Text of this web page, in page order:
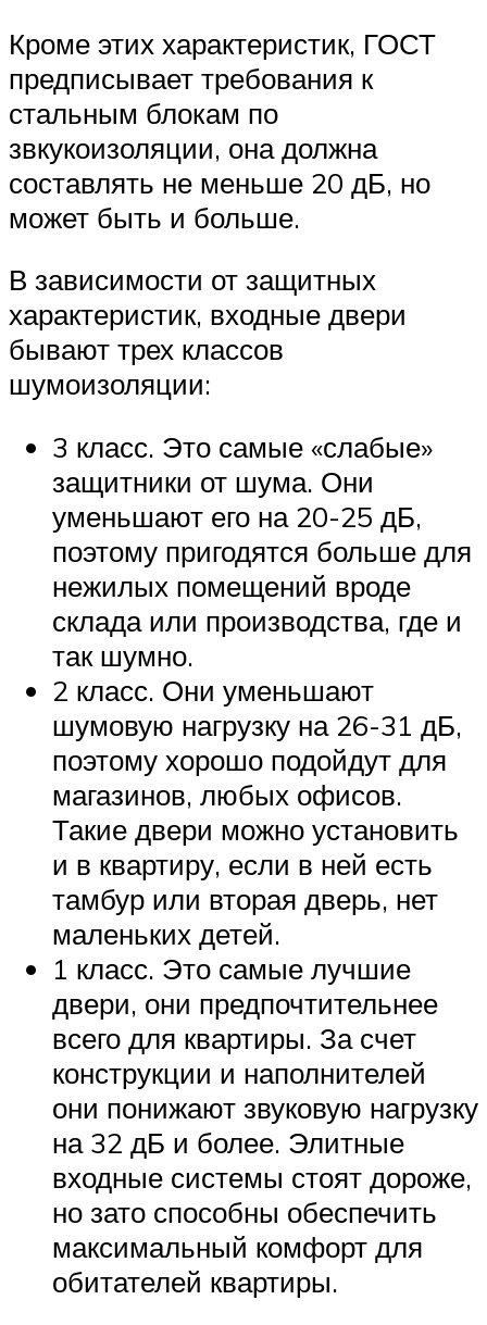
Кроме этих характеристик, ГОСТ
предписывает требования к
стальным блокам по
звкукоизоляции, она должна
составлять не меньше 20 дБ, но
может быть и больше.
В зависимости от защитных
характеристик, входные двери
бывают трех классов
шумоизоляции:
3 класс. Это самые «слабые»
защитники от шума. Они
уменьшают его на 20-25 дБ,
поэтому пригодятся больше для
нежилых помещений вроде
склада или производства, где и
так шумно.
2 класс. Они уменьшают
шумовую нагрузку на 26-31 дБ,
поэтому хорошо подойдут для
магазинов, любых офисов.
Такие двери можно установить
и в квартиру, если в ней есть
тамбур или вторая дверь, нет
маленьких детей.
1 класс. Это самые лучшие
двери, они предпочтительнее
всего для квартиры. За счет
конструкции и наполнителей
они понижают звуковую нагрузку
на 32 дБ и более. Элитные
входные системы стоят дороже,
но зато способны обеспечить
максимальный комфорт для
обитателей квартиры.